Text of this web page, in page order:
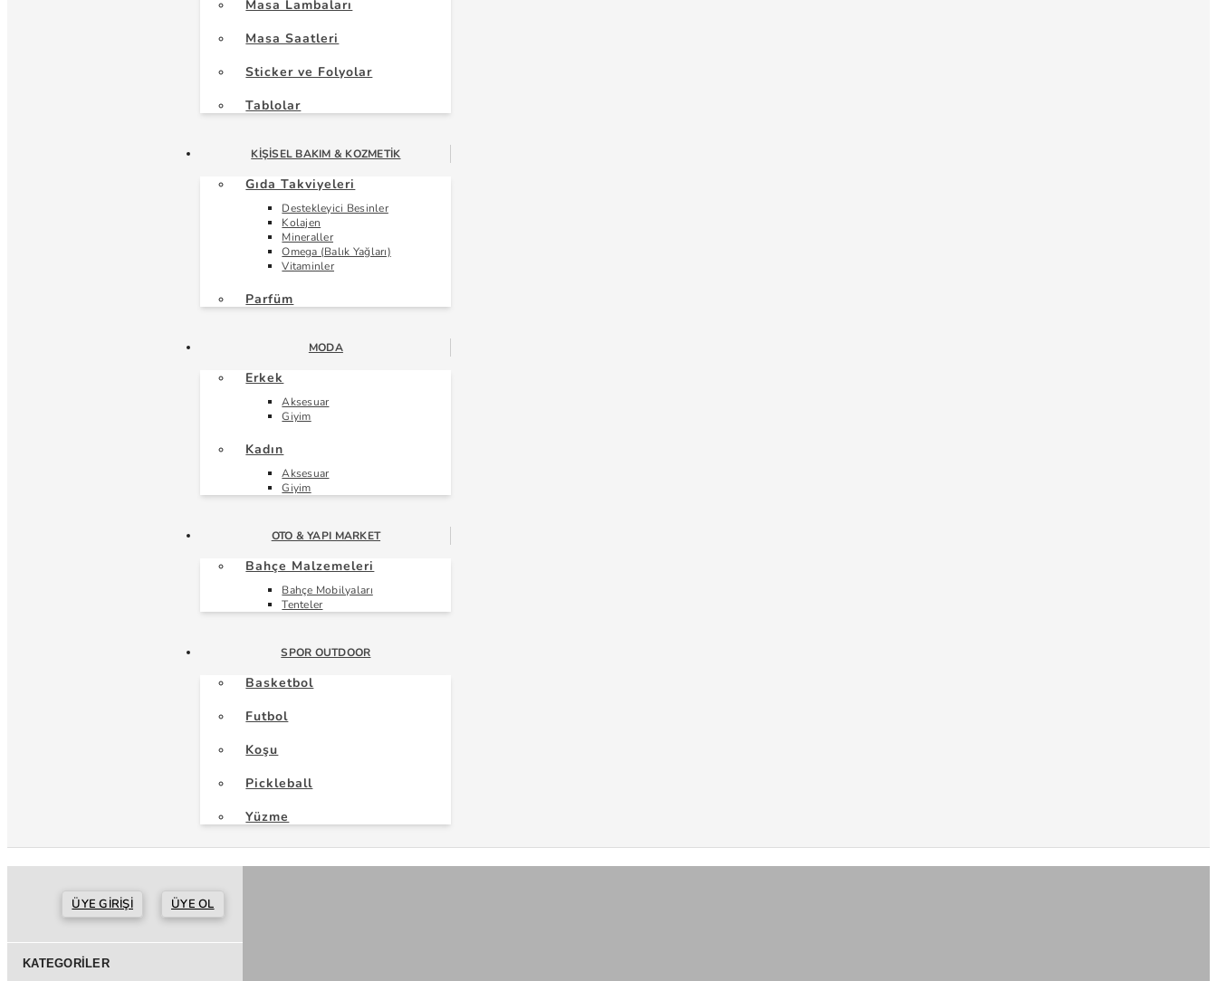
Masa Lambaları
Masa Saatleri
Sticker ve Folyolar
Tablolar
KIŞISEL BAKIM & KOZMETIK
Gıda Takviyeleri
Destekleyici Besinler
Kolajen
Mineraller
Omega (Balık Yağları)
Vitaminler
Parfüm
MODA
Erkek
Aksesuar
Giyim
Kadın
Aksesuar
Giyim
OTO & YAPI MARKET
Bahçe Malzemeleri
Bahçe Mobilyaları
Tenteler
SPOR OUTDOOR
Basketbol
Futbol
Koşu
Pickleball
Yüzme
ÜYE GIRIŞI ÜYE OL
KATEGORILER